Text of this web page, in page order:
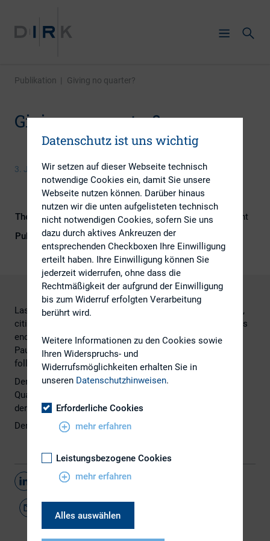
Publikation | Giving no quarter?
Giving no quarter?
3. Juni 2016
Themengebiete
Berichterstattung, Kapitalmarktrecht
Publikationsform
Externe Publikationen
Last year Europe scrapped mandatory quarterly reporting,
citing the pressure it places on smaller companies and its
encouragement of short-term thinking.
Paul Hodgson investigates whether the US could ever
follow suit
Der Fachartikel zu möglichen Änderungen bei der
Quartalsberichterstattung in den USA erschien in
der Sommer-Ausgabe 2016 vom
Den vollständigen Artikel finden Sie
Teilen
Datenschutz ist uns wichtig
Wir setzen auf dieser Webseite technisch
notwendige Cookies ein, damit Sie unsere
Webseite nutzen können. Darüber hinaus
nutzen wir die unten aufgelisteten technisch
nicht notwendigen Cookies, sofern Sie uns
dazu durch aktives Ankreuzen der
entsprechenden Checkboxen Ihre Einwilligung
erteilt haben. Ihre Einwilligung können Sie
jederzeit widerrufen, ohne dass die
Rechtmäßigkeit der aufgrund der Einwilligung
bis zum Widerruf erfolgten Verarbeitung
berührt wird.
Weitere Informationen zu den Cookies sowie
Ihren Widerspruchs- und
Widerrufsmöglichkeiten erhalten Sie in
unseren Datenschutzhinweisen.
Erforderliche Cookies
mehr erfahren
Leistungsbezogene Cookies
mehr erfahren
Alles auswählen